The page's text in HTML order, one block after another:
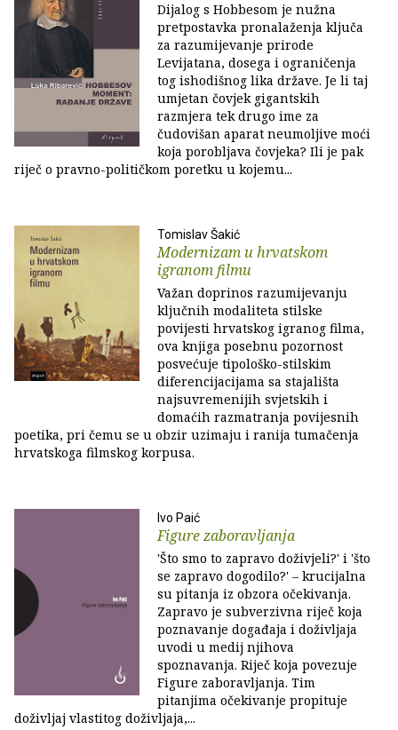
Dijalog s Hobbesom je nužna
pretpostavka pronalaženja ključa
za razumijevanje prirode
Levijatana, dosega i ograničenja
tog ishodišnog lika države. Je li taj
umjetan čovjek gigantskih
razmjera tek drugo ime za
čudovišan aparat neumoljive moći
koja porobljava čovjeka? Ili je pak
riječ o pravno-političkom poretku u kojemu...
Tomislav Šakić
Modernizam u hrvatskom
igranom filmu
Važan doprinos razumijevanju
ključnih modaliteta stilske
povijesti hrvatskog igranog filma,
ova knjiga posebnu pozornost
posvećuje tipološko-stilskim
diferencijacijama sa stajališta
najsuvremenijih svjetskih i
domaćih razmatranja povijesnih
poetika, pri čemu se u obzir uzimaju i ranija tumačenja
hrvatskoga filmskog korpusa.
Ivo Paić
Figure zaboravljanja
'Što smo to zapravo doživjeli?' i 'što
se zapravo dogodilo?' – krucijalna
su pitanja iz obzora očekivanja.
Zapravo je subverzivna riječ koja
poznavanje događaja i doživljaja
uvodi u medij njihova
spoznavanja. Riječ koja povezuje
Figure zaboravljanja. Tim
pitanjima očekivanje propituje
doživljaj vlastitog doživljaja,...